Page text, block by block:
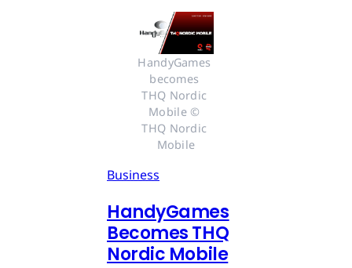
HandyGames
becomes
THQ Nordic
Mobile ©
THQ Nordic
Mobile
Business
HandyGames
Becomes THQ
Nordic Mobile